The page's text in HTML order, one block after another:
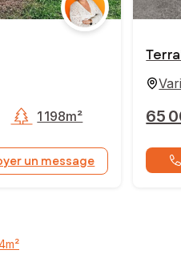
1 198m²
un message
65